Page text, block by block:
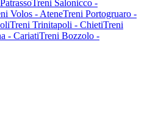
Treni Salonicco -
Volos - AteneTreni Portogruaro -
Treni Trinitapoli - ChietiTreni
- CariatiTreni Bozzolo -